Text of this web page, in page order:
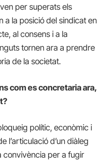
per superats els
a la posició del sindicat en
al consens i a la
tornen ara a prendre
de la societat.
com es concretaria ara,
polític, econòmic i
l’articulació d’un diàleg
convivència per a fugir